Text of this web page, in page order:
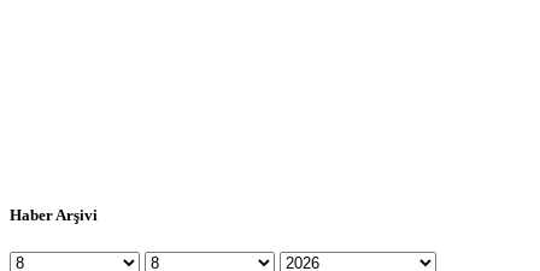
Haber Arşivi